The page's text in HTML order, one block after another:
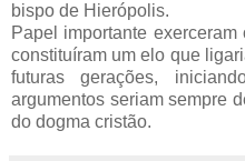
bispo de Hierópolis.
Papel importante
constituíram um elo que
futuras gerações,
argumentos seriam sempre
do dogma cristão.